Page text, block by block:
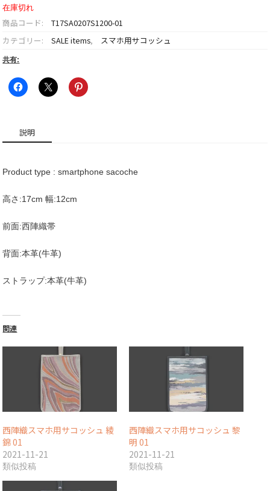
は
¥10,000
で
た。
格
¥6,000
す。
在庫切れ
商品コード:
T17SA0207S1200-01
カテゴリー:
SALE items, スマホ用サコッシュ
共有:
説明
Product type : smartphone sacoche
高さ:17cm 幅:12cm
前面:西陣織帯
背面:本革(牛革)
ストラップ:本革(牛革)
関連
西陣織スマホ用サコッシュ 綾
錦 01
2021-11-21
類似投稿
西陣織スマホ用サコッシュ 黎
明 01
2021-11-21
類似投稿